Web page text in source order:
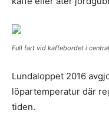
Full fart vid kaffebordet i
Lundaloppet 2016
löpartemperatur där
tiden.